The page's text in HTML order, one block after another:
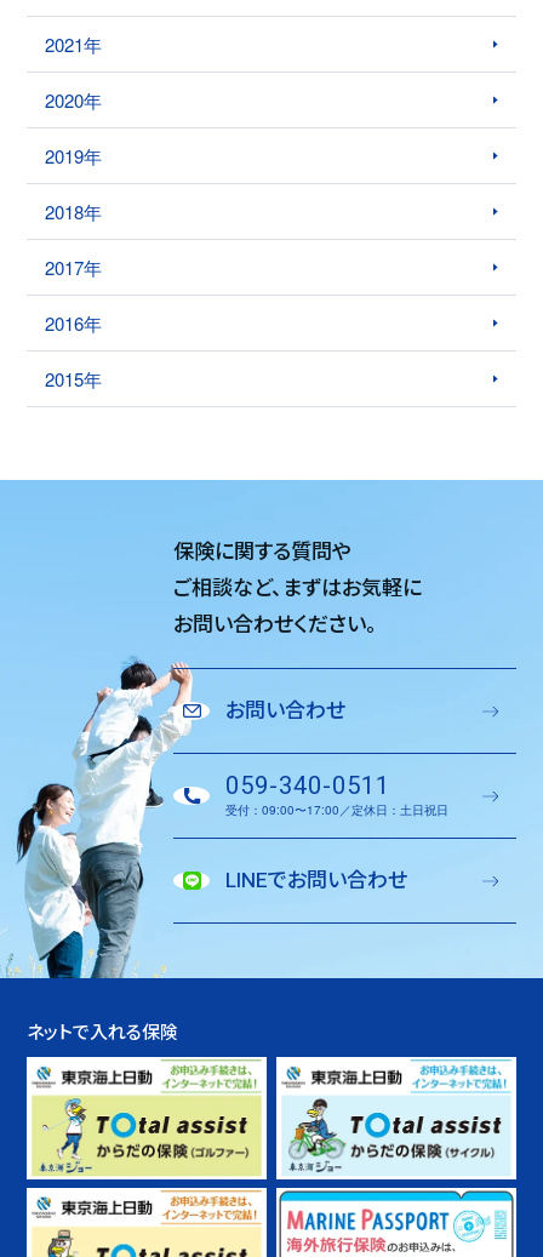
2021年
2020年
2019年
2018年
2017年
2016年
2015年
保険に関する質問や
ご相談など、 まずはお気軽に
お問い合わせください。
お問い合わせ
059-340-0511
受付：09:00〜17:00／定休日：土日祝日
LINEでお問い合わせ
ネットで入れる保険